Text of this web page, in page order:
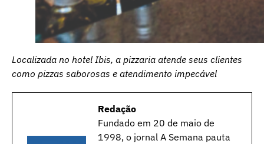
Localizada no hotel Ibis, a pizzaria atende seus clientes
como pizzas saborosas e atendimento impecável
Redação
Fundado em 20 de maio de
1998, o jornal A Semana pauta